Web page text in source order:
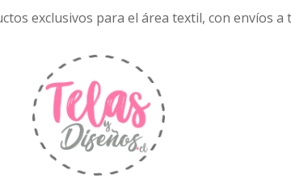
exclusivos para el área textil, con envíos a